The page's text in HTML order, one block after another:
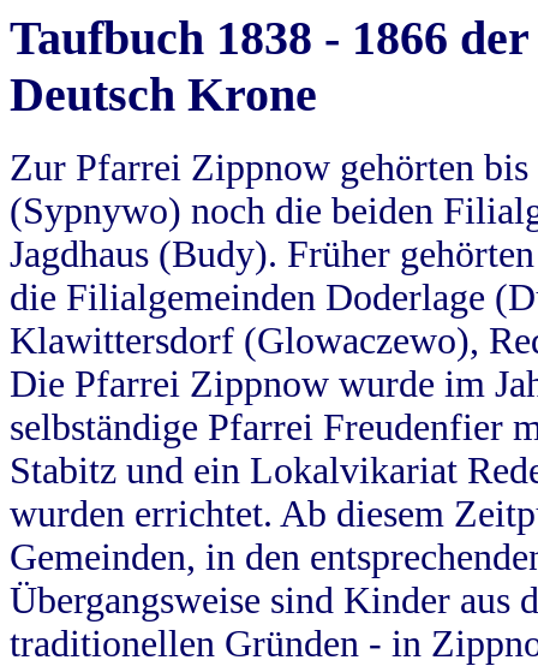
Taufbuch 1838 - 1866
Deutsch Krone
Zur Pfarrei Zippnow gehörten
(Sypnywo) noch die beiden
Jagdhaus (Budy). Früher
die Filialgemeinden Doderlage
Klawittersdorf (Glowaczewo),
Die Pfarrei Zippnow wurde im
selbständige Pfarrei Freudenfier
Stabitz und ein Lokalvikariat
wurden errichtet. Ab diesem
Gemeinden, in den
Übergangsweise sind Kinder aus
traditionellen Gründen - in